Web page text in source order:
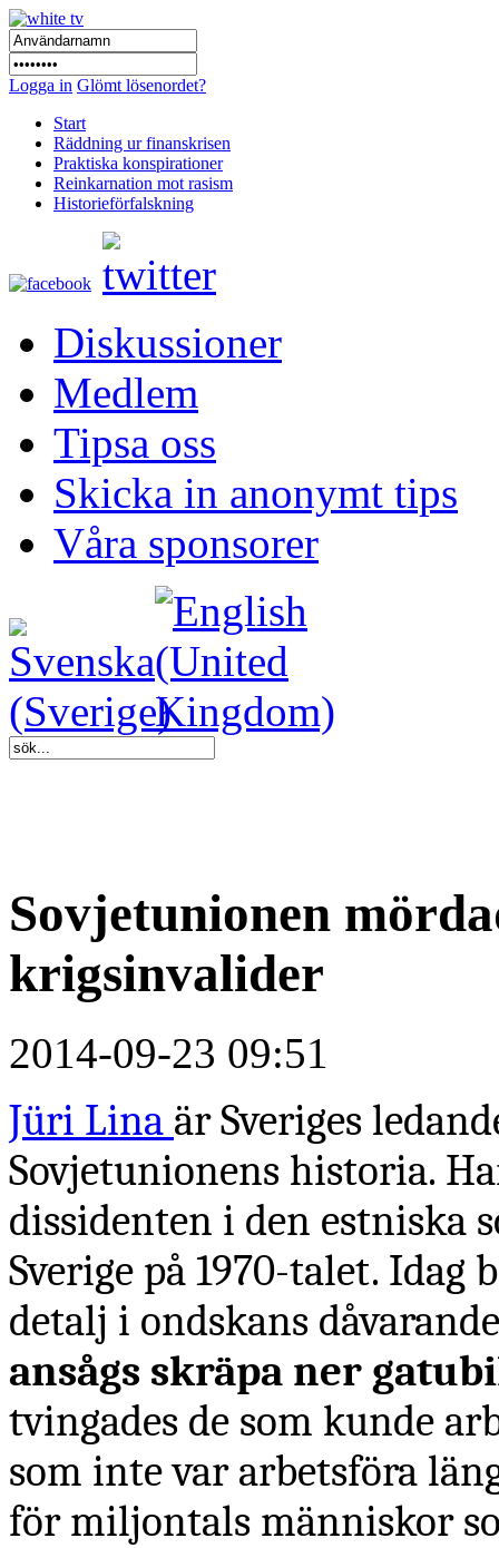
Logga in Glömt lösenordet?
Start
Räddning ur finanskrisen
Praktiska konspirationer
Reinkarnation mot rasism
Historieförfalskning
Diskussioner
Medlem
Tipsa oss
Skicka in anonymt tips
Våra sponsorer
Sovjetunionen
krigsinvalider
2014-09-23 09:51
Jüri Lina är Sveriges
Sovjetunionens historia.
dissidenten i den estniska
Sverige på 1970-talet.
detalj i ondskans
ansågs skräpa ner
tvingades de som kunde
som inte var arbetsföra
för miljontals människor